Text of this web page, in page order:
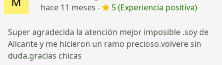
hace 11 meses -
5 (Experiencia positiva)
Super agradecida la atención mejor imposible .soy de
Alicante y me hicieron un ramo precioso.volvere sin
duda.gracias chicas